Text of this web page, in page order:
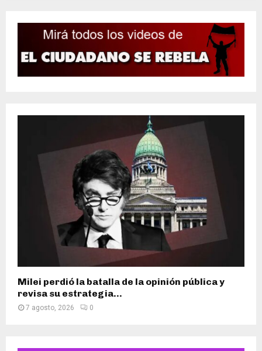
Milei perdió la batalla de la opinión pública y
revisa su estrategia...
7 agosto, 2026 0